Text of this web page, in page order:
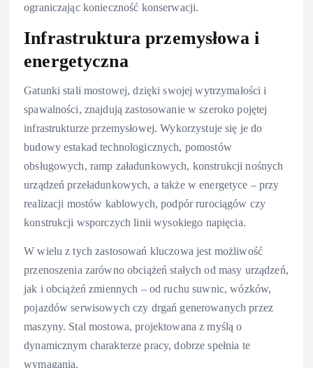
ograniczając konieczność konserwacji.
Infrastruktura przemysłowa i
energetyczna
Gatunki stali mostowej, dzięki swojej wytrzymałości i
spawalności, znajdują zastosowanie w szeroko pojętej
infrastrukturze przemysłowej. Wykorzystuje się je do
budowy estakad technologicznych, pomostów
obsługowych, ramp załadunkowych, konstrukcji nośnych
urządzeń przeładunkowych, a także w energetyce – przy
realizacji mostów kablowych, podpór rurociągów czy
konstrukcji wsporczych linii wysokiego napięcia.
W wielu z tych zastosowań kluczowa jest możliwość
przenoszenia zarówno obciążeń stałych od masy urządzeń,
jak i obciążeń zmiennych – od ruchu suwnic, wózków,
pojazdów serwisowych czy drgań generowanych przez
maszyny. Stal mostowa, projektowana z myślą o
dynamicznym charakterze pracy, dobrze spełnia te
wymagania.